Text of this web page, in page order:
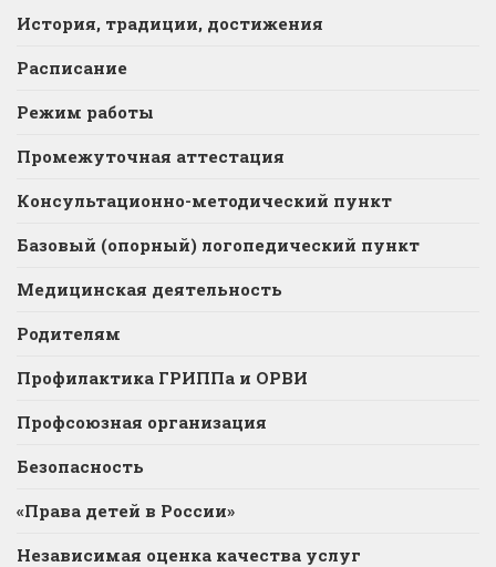
История, традиции, достижения
Расписание
Режим работы
Промежуточная аттестация
Консультационно-методический пункт
Базовый (опорный) логопедический пункт
Медицинская деятельность
Родителям
Профилактика ГРИППа и ОРВИ
Профсоюзная организация
Безопасность
«Права детей в России»
Независимая оценка качества услуг